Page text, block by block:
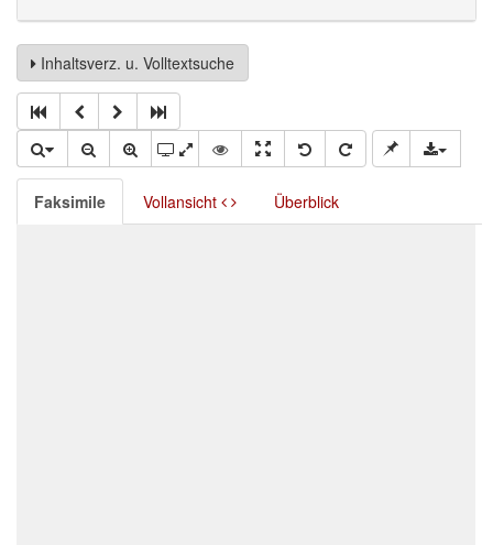
Inhaltsverz. u. Volltextsuche
Faksimile Vollansicht Überblick